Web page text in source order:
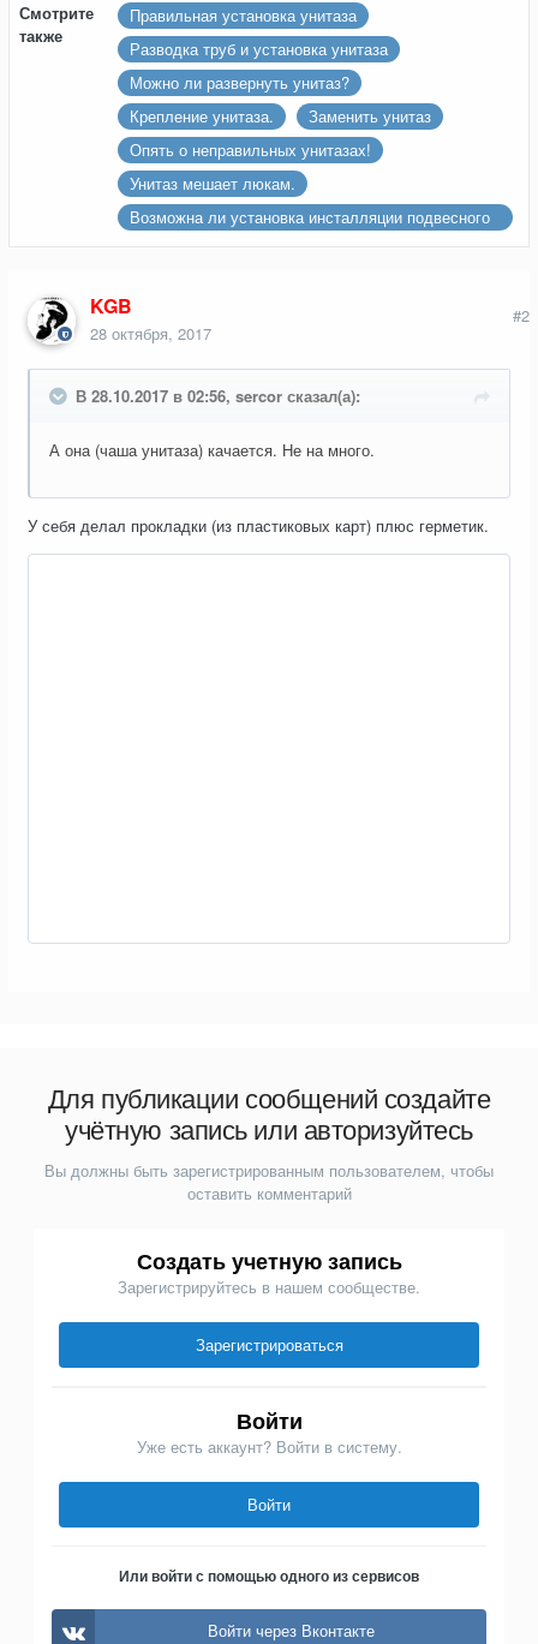
Смотрите
также
Правильная установка унитаза
Разводка труб и установка унитаза
Можно ли развернуть унитаз?
Крепление унитаза.
Заменить унитаз
Опять о неправильных унитазах!
Унитаз мешает люкам.
Возможна ли установка инсталляции подвесного
KGB
28 октября, 2017
#2
В 28.10.2017 в 02:56, sercor сказал(а):
А она (чаша унитаза) качается. Не на много.
У себя делал прокладки (из пластиковых карт) плюс герметик.
Для публикации сообщений создайте
учётную запись или авторизуйтесь
Вы должны быть зарегистрированным пользователем, чтобы
оставить комментарий
Создать учетную запись
Зарегистрируйтесь в нашем сообществе.
Зарегистрироваться
Войти
Уже есть аккаунт? Войти в систему.
Войти
Или войти с помощью одного из сервисов
Войти через Вконтакте